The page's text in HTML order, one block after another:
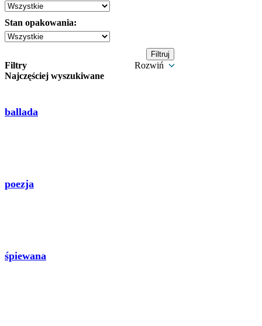
Stan opakowania:
Filtry
Rozwiń
Najczęściej wyszukiwane
ballada
poezja
śpiewana